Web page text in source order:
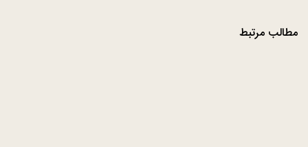
مطالب مرتبط